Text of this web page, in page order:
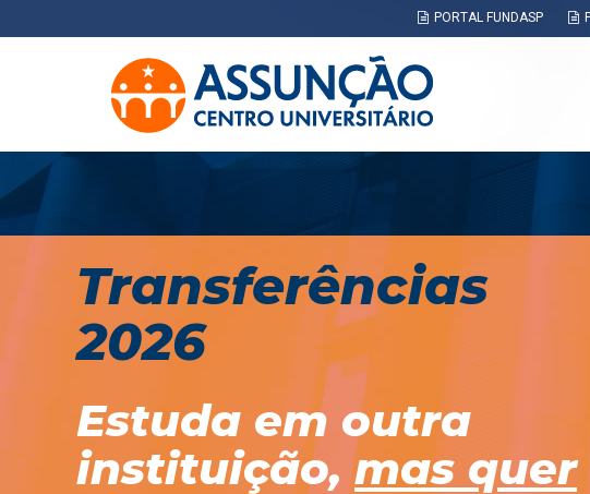
o
PORTAL FUNDASP
Transferências
2026
Estuda em outra
instituição,mas quer